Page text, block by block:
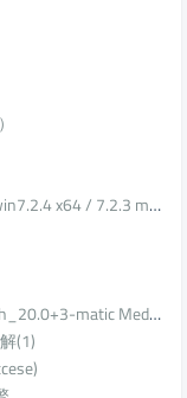
x64 / 7.2.3 macOS
12.0 (x64)医学有限元仿真
(1)